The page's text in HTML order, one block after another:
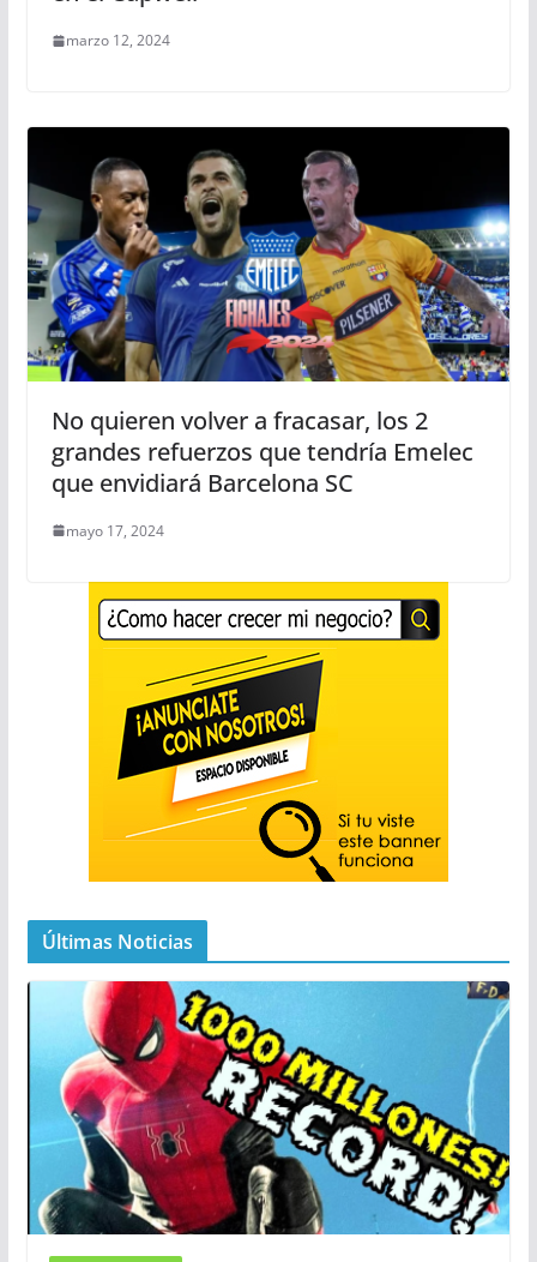
marzo 12, 2024
No quieren volver a fracasar, los 2
grandes refuerzos que tendría Emelec
que envidiará Barcelona SC
mayo 17, 2024
Últimas Noticias